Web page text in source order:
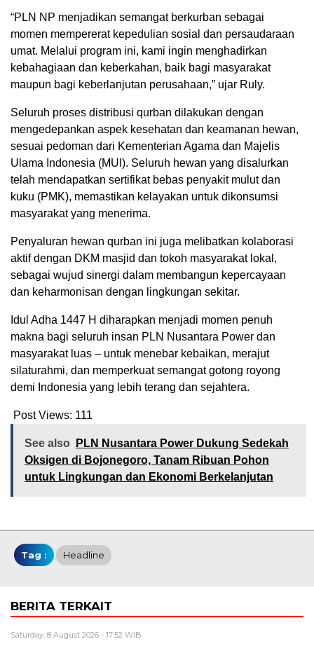
“PLN NP menjadikan semangat berkurban sebagai
momen mempererat kepedulian sosial dan persaudaraan
umat. Melalui program ini, kami ingin menghadirkan
kebahagiaan dan keberkahan, baik bagi masyarakat
maupun bagi keberlanjutan perusahaan,” ujar Ruly.
Seluruh proses distribusi qurban dilakukan dengan
mengedepankan aspek kesehatan dan keamanan hewan,
sesuai pedoman dari Kementerian Agama dan Majelis
Ulama Indonesia (MUI). Seluruh hewan yang disalurkan
telah mendapatkan sertifikat bebas penyakit mulut dan
kuku (PMK), memastikan kelayakan untuk dikonsumsi
masyarakat yang menerima.
Penyaluran hewan qurban ini juga melibatkan kolaborasi
aktif dengan DKM masjid dan tokoh masyarakat lokal,
sebagai wujud sinergi dalam membangun kepercayaan
dan keharmonisan dengan lingkungan sekitar.
Idul Adha 1447 H diharapkan menjadi momen penuh
makna bagi seluruh insan PLN Nusantara Power dan
masyarakat luas – untuk menebar kebaikan, merajut
silaturahmi, dan memperkuat semangat gotong royong
demi Indonesia yang lebih terang dan sejahtera.
Post Views: 111
See also
PLN Nusantara Power Dukung Sedekah
Oksigen di Bojonegoro, Tanam Ribuan Pohon
untuk Lingkungan dan Ekonomi Berkelanjutan
Tag : Headline
BERITA TERKAIT
Saturday, 8 August 2026 - 17:52 WIB